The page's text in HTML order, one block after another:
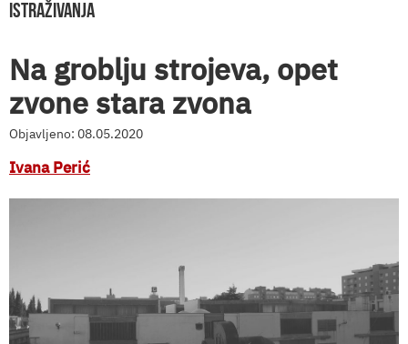
ISTRAŽIVANJA
Na groblju strojeva, opet
zvone stara zvona
Objavljeno: 08.05.2020
Ivana Perić